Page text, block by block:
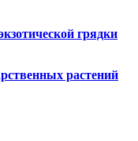
грядки
растений